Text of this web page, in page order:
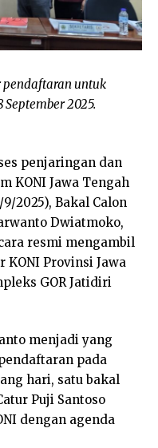
pendaftaran untuk
2025.
penjaringan dan
KONI Jawa Tengah
2025), Bakal Calon
Dwiatmoko,
resmi mengambil
Provinsi Jawa
GOR Jatidiri
menjadi yang
pada
hari, satu bakal
Puji Santoso
dengan agenda